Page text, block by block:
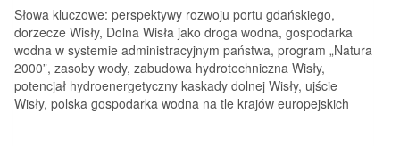
Słowa kluczowe: perspektywy rozwoju portu gdańskiego,
dorzecze Wisły, Dolna Wisła jako droga wodna, gospodarka
wodna w systemie administracyjnym państwa, program „Natura
2000”, zasoby wody, zabudowa hydrotechniczna Wisły,
potencjał hydroenergetyczny kaskady dolnej Wisły, ujście
Wisły, polska gospodarka wodna na tle krajów europejskich